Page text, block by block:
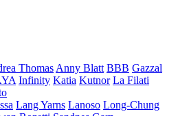
Thomas Anny Blatt BBB Gazzal
Infinity Katia Kutnor La Filati
Lang Yarns Lanoso Long-Chung